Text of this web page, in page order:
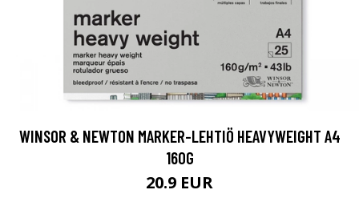
WINSOR & NEWTON MARKER-LEHTIÖ HEAVYWEIGHT A4
160G
20.9 EUR